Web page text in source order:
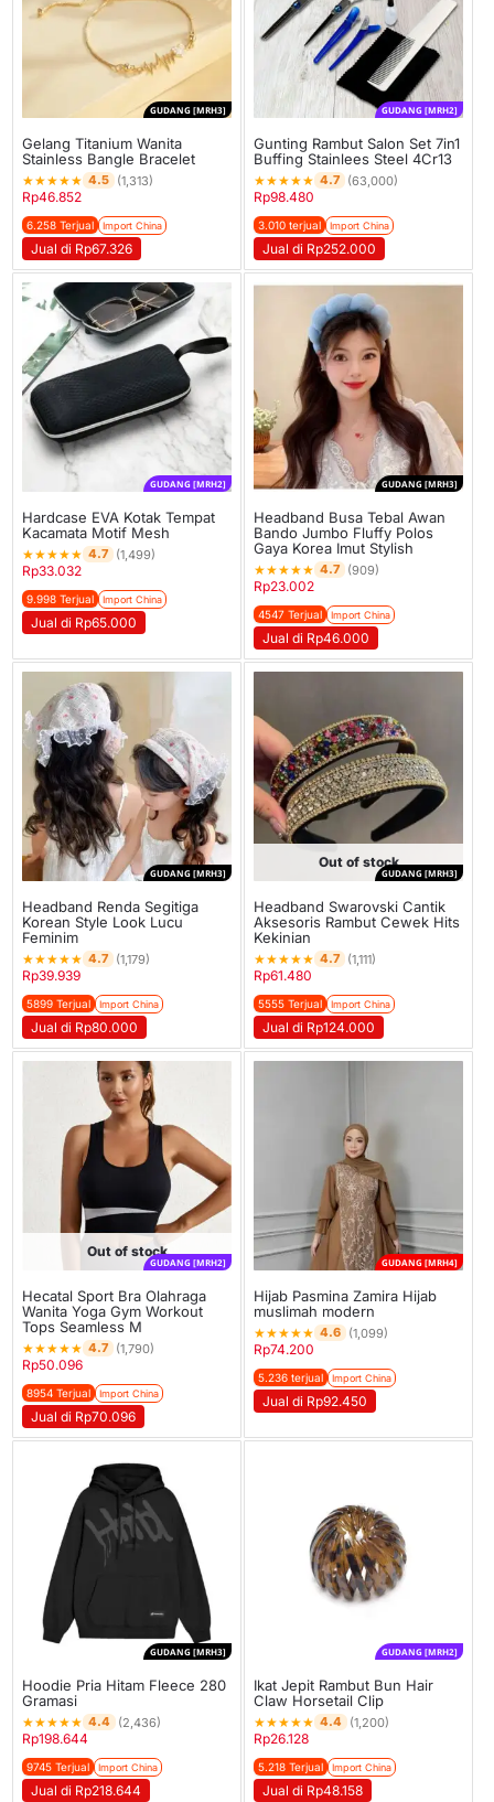
GUDANG [MRH3]
Gelang Titanium Wanita
Stainless Bangle Bracelet
★★★★★ 4.5 (1,313)
Rp46.852
6.258 Terjual Import China
Jual di Rp67.326
GUDANG [MRH2]
Gunting Rambut Salon Set 7in1
Buffing Stainlees Steel 4Cr13
★★★★★ 4.7 (63,000)
Rp98.480
3.010 terjual Import China
Jual di Rp252.000
GUDANG [MRH2]
Hardcase EVA Kotak Tempat
Kacamata Motif Mesh
★★★★★ 4.7 (1,499)
Rp33.032
9.998 Terjual Import China
Jual di Rp65.000
GUDANG [MRH3]
Headband Busa Tebal Awan
Bando Jumbo Fluffy Polos
Gaya Korea Imut Stylish
★★★★★ 4.7 (909)
Rp23.002
4547 Terjual Import China
Jual di Rp46.000
GUDANG [MRH3]
Headband Renda Segitiga
Korean Style Look Lucu
Feminim
★★★★★ 4.7 (1,179)
Rp39.939
5899 Terjual Import China
Jual di Rp80.000
Out of stock
GUDANG [MRH3]
Headband Swarovski Cantik
Aksesoris Rambut Cewek Hits
Kekinian
★★★★★ 4.7 (1,111)
Rp61.480
5555 Terjual Import China
Jual di Rp124.000
Out of stock
GUDANG [MRH2]
Hecatal Sport Bra Olahraga
Wanita Yoga Gym Workout
Tops Seamless M
★★★★★ 4.7 (1,790)
Rp50.096
8954 Terjual Import China
Jual di Rp70.096
GUDANG [MRH4]
Hijab Pasmina Zamira Hijab
muslimah modern
★★★★★ 4.6 (1,099)
Rp74.200
5.236 terjual Import China
Jual di Rp92.450
GUDANG [MRH3]
Hoodie Pria Hitam Fleece 280
Gramasi
★★★★★ 4.4 (2,436)
Rp198.644
9745 Terjual Import China
Jual di Rp218.644
GUDANG [MRH2]
Ikat Jepit Rambut Bun Hair
Claw Horsetail Clip
★★★★★ 4.4 (1,200)
Rp26.128
5.218 Terjual Import China
Jual di Rp48.158